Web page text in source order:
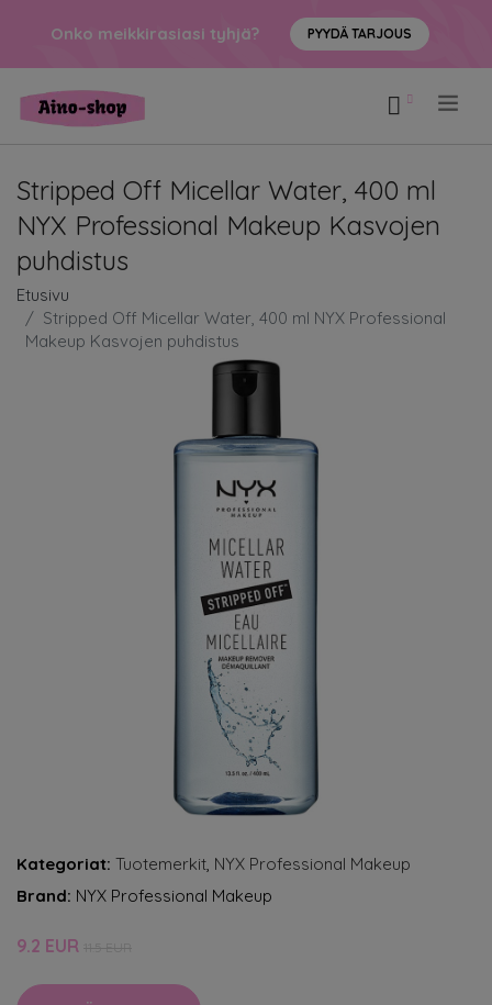
Onko meikkirasiasi tyhjä? PYYDÄ TARJOUS
Stripped Off Micellar Water, 400 ml
NYX Professional Makeup Kasvojen
puhdistus
Etusivu
Stripped Off Micellar Water, 400 ml NYX Professional
Makeup Kasvojen puhdistus
Kategoriat: Tuotemerkit, NYX Professional Makeup
Brand: NYX Professional Makeup
9.2 EUR